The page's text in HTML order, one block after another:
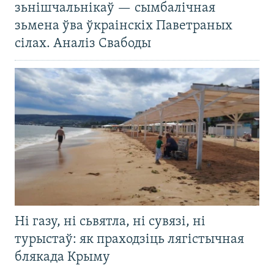
зьнішчальнікаў — сымбалічная
зьмена ўва ўкраінскіх Паветраных
сілах. Аналіз Свабоды
Ні газу, ні сьвятла, ні сувязі, ні
турыстаў: як праходзіць лягістычная
блякада Крыму